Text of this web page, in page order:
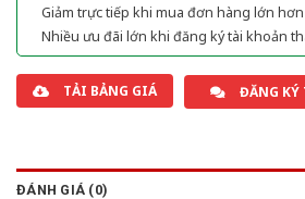
Giảm trực tiếp khi mua đơn hàng lớn hơn
Nhiều ưu đãi lớn khi đăng ký tài khoản
TẢI BẢNG GIÁ ĐĂNG KÝ
ĐÁNH GIÁ (0)